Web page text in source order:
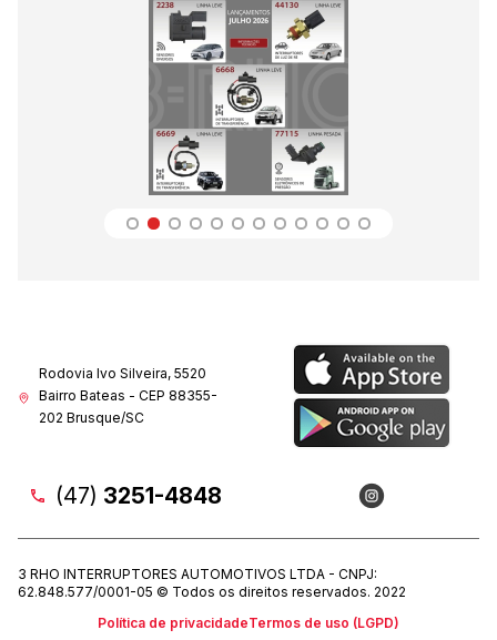
Rodovia Ivo Silveira, 5520
Bairro Bateas - CEP 88355-
202 Brusque/SC
(47) 3251-4848
3 RHO INTERRUPTORES AUTOMOTIVOS LTDA - CNPJ:
62.848.577/0001-05 © Todos os direitos reservados. 2022
Política de privacidadeTermos de uso (LGPD)